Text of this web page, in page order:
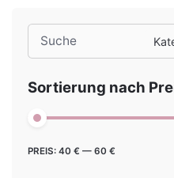
Search
for
Sortierung nach
Min.
Max.
PREIS: 40 € — 60 €